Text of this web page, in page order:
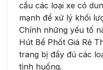
cầu các loại xe có
mạnh để xử lý khối
Chính những yếu tố
Hút Bể Phốt Giá Rẻ
trang bị đầy đủ các
tình huống.